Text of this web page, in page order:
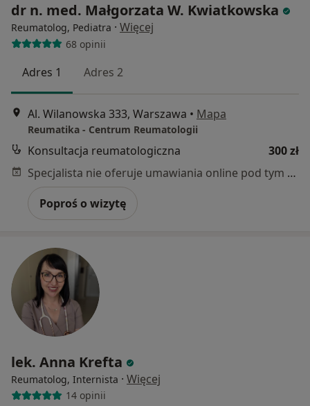
dr n. med. Małgorzata W. Kwiatkowska
Reumatolog, Pediatra · Więcej
68 opinii
Adres 1 Adres 2
Al. Wilanowska 333, Warszawa • Mapa
Reumatika - Centrum Reumatologii
Konsultacja reumatologiczna
300 zł
Specjalista nie oferuje umawiania online pod tym adresem.
Poproś o wizytę
lek. Anna Krefta
Reumatolog, Internista · Więcej
14 opinii